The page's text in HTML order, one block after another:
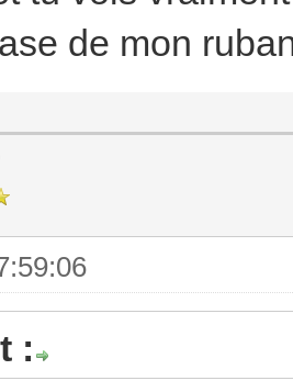
de mon
: